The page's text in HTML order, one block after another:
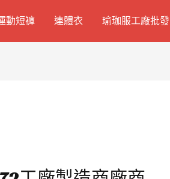
動短褲 連體衣 瑜珈服工廠批發